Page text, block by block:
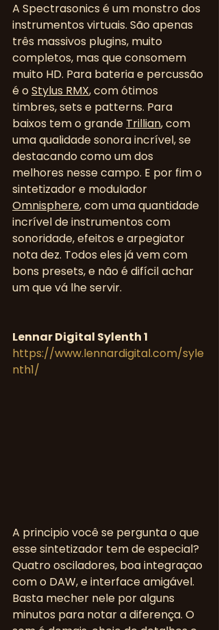
A Spectrasonics é um monstro dos
instrumentos virtuais. São apenas
três massivos plugins, muito
completos, mas que consomem
muito HD. Para bateria e percussão
é o Stylus RMX, com ótimos
timbres, sets e patterns. Para
baixos tem o grande Trillian, com
uma qualidade sonora incrível, se
destacando como um dos
melhores nesse campo. E por fim o
sintetizador e modulador
Omnisphere, com uma quantidade
incrível de instrumentos com
sonoridade, efeitos e arpegiator
nota dez. Todos eles já vem com
bons presets, e não é difícil achar
um que vá lhe servir.
Lennar Digital Sylenth 1
https://www.lennardigital.com/syle
nth1/
A principio você se pergunta o que
esse sintetizador tem de especial?
Quatro osciladores, boa integraçao
com o DAW, e interface amigável.
Basta mecher nele por alguns
minutos para notar a diferença. O